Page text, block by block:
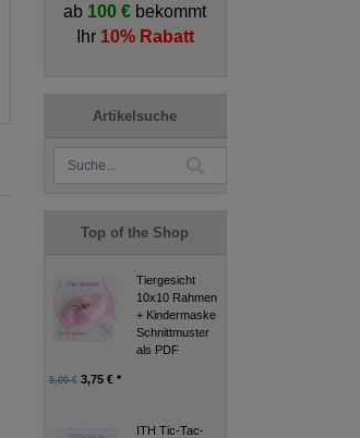
ab 100 € bekommt
Ihr 10% Rabatt
Artikelsuche
Top of the Shop
Tiergesicht
10x10 Rahmen
+ Kindermaske
Schnittmuster
als PDF
5,00 €3,75 € *
ITH Tic-Tac-